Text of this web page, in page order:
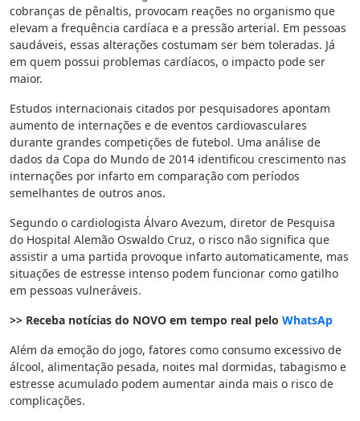
cobranças de pênaltis, provocam reações no organismo que
elevam a frequência cardíaca e a pressão arterial. Em pessoas
saudáveis, essas alterações costumam ser bem toleradas. Já
em quem possui problemas cardíacos, o impacto pode ser
maior.
Estudos internacionais citados por pesquisadores apontam
aumento de internações e de eventos cardiovasculares
durante grandes competições de futebol. Uma análise de
dados da Copa do Mundo de 2014 identificou crescimento nas
internações por infarto em comparação com períodos
semelhantes de outros anos.
Segundo o cardiologista Álvaro Avezum, diretor de Pesquisa
do Hospital Alemão Oswaldo Cruz, o risco não significa que
assistir a uma partida provoque infarto automaticamente, mas
situações de estresse intenso podem funcionar como gatilho
em pessoas vulneráveis.
>> Receba notícias do NOVO em tempo real pelo WhatsAp
Além da emoção do jogo, fatores como consumo excessivo de
álcool, alimentação pesada, noites mal dormidas, tabagismo e
estresse acumulado podem aumentar ainda mais o risco de
complicações.